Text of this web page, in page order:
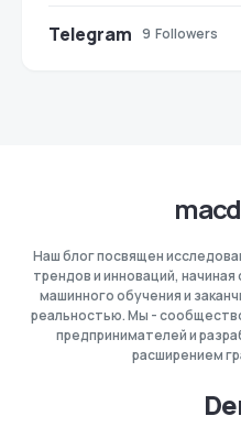
Telegram 9 Followers
Наш блог посвящен
трендов и инноваций,
машинного обучения и
реальностью. Мы -
предпринимателей и
расширением